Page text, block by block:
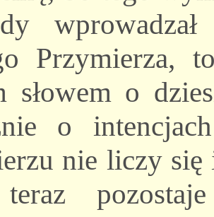
Przymierza,
słowem o
o
nie liczy